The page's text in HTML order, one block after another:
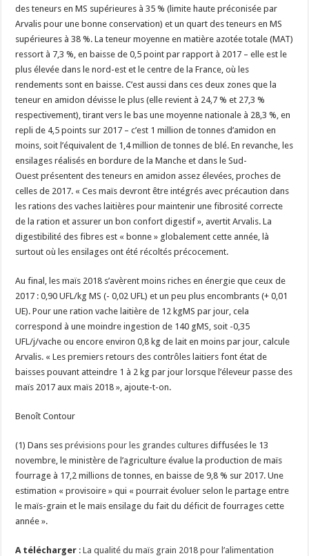
des teneurs en MS supérieures à 35 % (limite haute préconisée par
Arvalis pour une bonne conservation) et un quart des teneurs en MS
supérieures à 38 %. La teneur moyenne en matière azotée totale (MAT)
ressort à 7,3 %, en baisse de 0,5 point par rapport à 2017 – elle est le
plus élevée dans le nord-est et le centre de la France, où les
rendements sont en baisse. C’est aussi dans ces deux zones que la
teneur en amidon dévisse le plus (elle revient à 24,7 % et 27,3 %
respectivement), tirant vers le bas une moyenne nationale à 28,3 %, en
repli de 4,5 points sur 2017 – c’est 1 million de tonnes d’amidon en
moins, soit l’équivalent de 1,4 million de tonnes de blé. En revanche, les
ensilages réalisés en bordure de la Manche et dans le Sud-
Ouest présentent des teneurs en amidon assez élevées, proches de
celles de 2017. « Ces maïs devront être intégrés avec précaution dans
les rations des vaches laitières pour maintenir une fibrosité correcte
de la ration et assurer un bon confort digestif », avertit Arvalis. La
digestibilité des fibres est « bonne » globalement cette année, là
surtout où les ensilages ont été récoltés précocement.
Au final, les maïs 2018 s’avèrent moins riches en énergie que ceux de
2017 : 0,90 UFL/kg MS (- 0,02 UFL) et un peu plus encombrants (+ 0,01
UE). Pour une ration vache laitière de 12 kgMS par jour, cela
correspond à une moindre ingestion de 140 gMS, soit -0,35
UFL/j/vache ou encore environ 0,8 kg de lait en moins par jour, calcule
Arvalis. « Les premiers retours des contrôles laitiers font état de
baisses pouvant atteindre 1 à 2 kg par jour lorsque l’éleveur passe des
maïs 2017 aux maïs 2018 », ajoute-t-on.
Benoît Contour
(1) Dans sesprévisions pour les grandes cultures diffusées le 13
novembre, le ministère de l’agriculture évalue la production de maïs
fourrage à 17,2 millions de tonnes, en baisse de 9,8 % sur 2017. Une
estimation « provisoire » qui « pourrait évoluer selon le partage entre
le maïs-grain et le maïs ensilage du fait du déficit de fourrages cette
année ».
A télécharger :La qualité du maïs grain 2018 pour l’alimentation